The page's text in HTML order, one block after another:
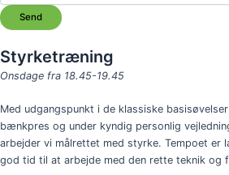
Styrketræning
Onsdage fra 18.45-19.45
Med udgangspunkt i de klassiske
bænkpres og under kyndig personlig
arbejder vi målrettet med styrke. Tempoet er
god tid til at arbejde med den rette teknik og